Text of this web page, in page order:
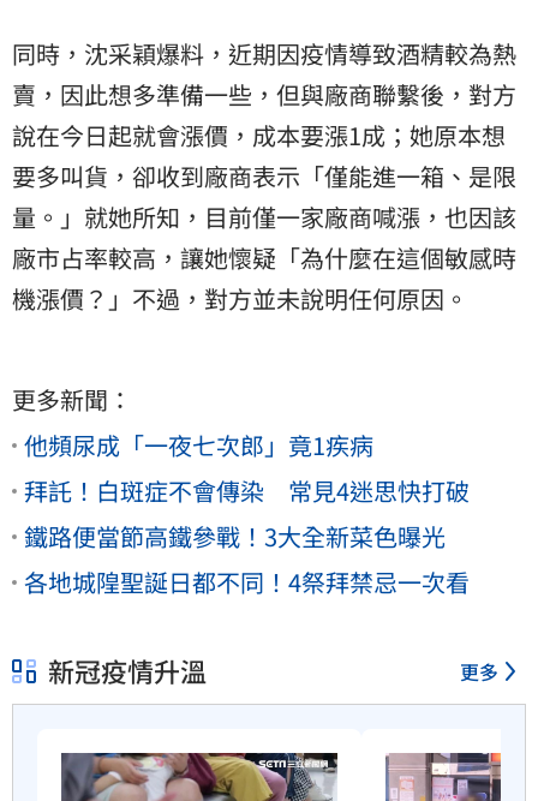
同時，沈采穎爆料，近期因疫情導致酒精較為熱
賣，因此想多準備一些，但與廠商聯繫後，對方
說在今日起就會漲價，成本要漲1成；她原本想
要多叫貨，卻收到廠商表示「僅能進一箱、是限
量。」就她所知，目前僅一家廠商喊漲，也因該
廠市占率較高，讓她懷疑「為什麼在這個敏感時
機漲價？」不過，對方並未說明任何原因。
更多新聞：
他頻尿成「一夜七次郎」竟1疾病
拜託！白斑症不會傳染 常見4迷思快打破
鐵路便當節高鐵參戰！3大全新菜色曝光
各地城隍聖誕日都不同！4祭拜禁忌一次看
新冠疫情升溫 更多